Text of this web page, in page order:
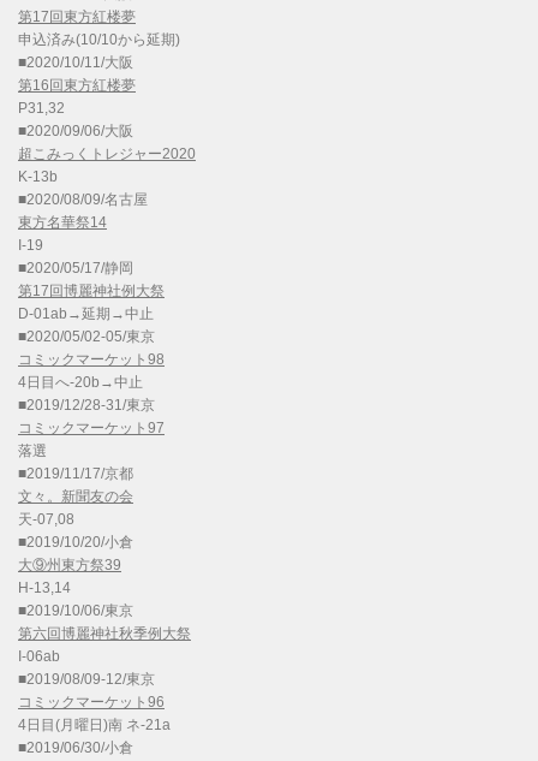
第17回東方紅楼夢
申込済み(10/10から延期)
■2020/10/11/大阪
第16回東方紅楼夢
P31,32
■2020/09/06/大阪
超こみっくトレジャー2020
K-13b
■2020/08/09/名古屋
東方名華祭14
I-19
■2020/05/17/静岡
第17回博麗神社例大祭
D-01ab→延期→中止
■2020/05/02-05/東京
コミックマーケット98
4日目へ-20b→中止
■2019/12/28-31/東京
コミックマーケット97
落選
■2019/11/17/京都
文々。新聞友の会
天-07,08
■2019/10/20/小倉
大⑨州東方祭39
H-13,14
■2019/10/06/東京
第六回博麗神社秋季例大祭
I-06ab
■2019/08/09-12/東京
コミックマーケット96
4日目(月曜日)南 ネ-21a
■2019/06/30/小倉